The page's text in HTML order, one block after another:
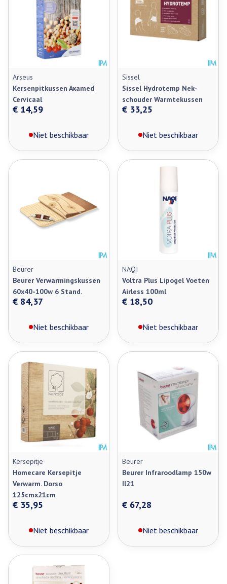
Arseus
Kersenpitkussen Axamed
Cervicaal
€ 14,59
Niet beschikbaar
Sissel
Sissel Hydrotemp Nek-
schouder Warmtekussen
€ 33,25
Niet beschikbaar
Beurer
Beurer Verwarmingskussen
60x40-100w 6 Stand.
€ 84,37
Niet beschikbaar
NAQI
Voltra Plus Lipogel Voeten
Airless 100ml
€ 18,50
Niet beschikbaar
Kersepitje
Homecare Kersepitje
Verwarm. Dorso
125cmx21cm
€ 35,95
Niet beschikbaar
Beurer
Beurer Infraroodlamp 150w
Il21
€ 67,28
Niet beschikbaar